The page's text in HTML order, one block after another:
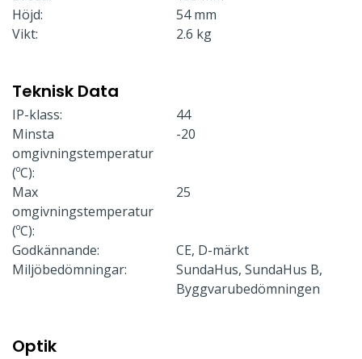
Höjd:
54 mm
Vikt:
2.6 kg
Teknisk Data
IP-klass:
44
Minsta
omgivningstemperatur
(ºC):
-20
Max
omgivningstemperatur
(ºC):
25
Godkännande:
CE, D-märkt
Miljöbedömningar:
SundaHus, SundaHus B,
Byggvarubedömningen
Optik